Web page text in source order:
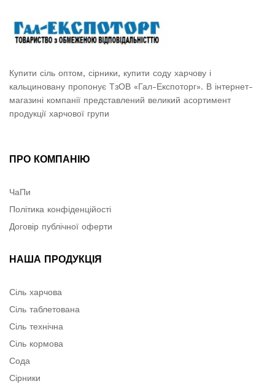
Купити сіль оптом, сірники, купити соду харчову і
кальциновану пропонує ТзОВ «Гал-Експоторг». В інтернет-
магазині компанії представлений великий асортимент
продукції харчової групи
ПРО КОМПАНІЮ
ЧаПи
Політика конфіденційості
Договір публічної оферти
НАША ПРОДУКЦІЯ
Сіль харчова
Сіль таблетована
Сіль технічна
Сіль кормова
Сода
Сірники